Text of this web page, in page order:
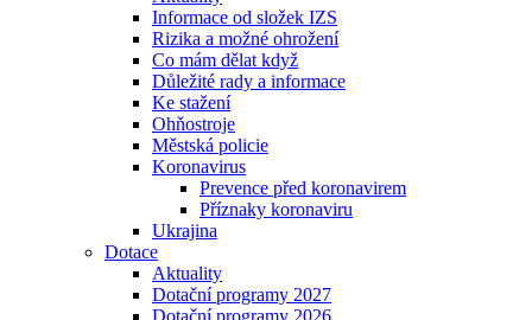
Informace od složek IZS
Rizika a možné ohrožení
Co mám dělat když
Důležité rady a informace
Ke stažení
Ohňostroje
Městská policie
Koronavirus
Prevence před koronavirem
Příznaky koronaviru
Ukrajina
Dotace
Aktuality
Dotační programy 2027